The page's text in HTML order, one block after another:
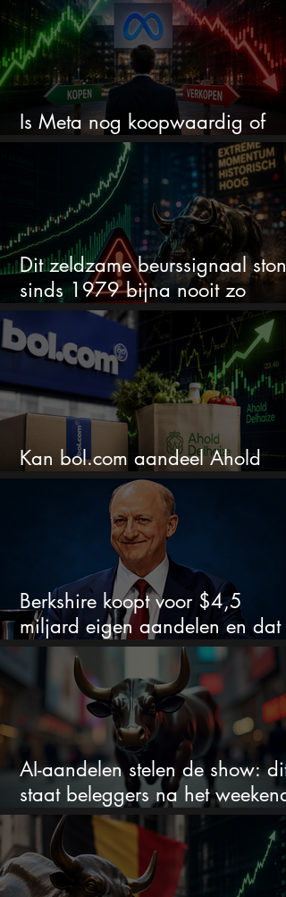
Is Meta nog koopwaardig of
wordt het tijd om te verkopen?
Dit zeldzame beurssignaal stond
sinds 1979 bijna nooit zo
extreem
Kan bol.com aandeel Ahold
nieuw leven inblazen?
Berkshire koopt voor $4,5
miljard eigen aandelen en dat
zegt veel over de waardering
AI-aandelen stelen de show: dit
staat beleggers na het weekend
te wachten